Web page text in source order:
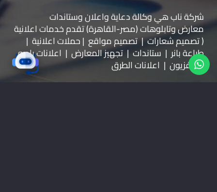
شركة ناب هي وكالة دعاية واعلان وستاندات
معارضوتابلوهات(مصر-القاهرة) تقدم خدمات اعلانية
( تصميم شعارات | تصميم مواقع | حملات اعلانية |
طباعة بانر | ستاندات | تجهيز المعارض | اعلانات راديو
وتليفزيون | اعلانات الطرق